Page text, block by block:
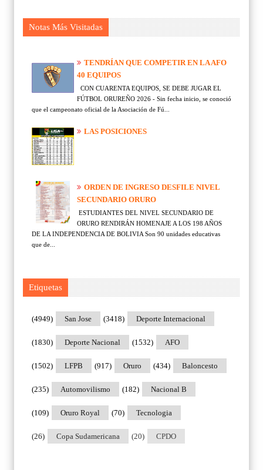
Notas Más Visitadas
TENDRÍAN QUE COMPETIR EN LA AFO
40 EQUIPOS
CON CUARENTA EQUIPOS, SE DEBE JUGAR EL
FÚTBOL ORUREÑO 2026 - Sin fecha inicio, se conoció
que el campeonato oficial de la Asociación de Fú...
LAS POSICIONES
ORDEN DE INGRESO DESFILE NIVEL
SECUNDARIO ORURO
ESTUDIANTES DEL NIVEL SECUNDARIO DE
ORURO RENDIRÁN HOMENAJE A LOS 198 AÑOS
DE LA INDEPENDENCIA DE BOLIVIA Son 90 unidades educativas
que de...
Etiquetas
San Jose
(4949) Deporte Internacional
(3418)
Deporte Nacional
(1830) AFO
(1532)
LFPB
(1502) Oruro
(917) Baloncesto
(434)
Automovilismo
(235) Nacional B
(182)
Oruro Royal
(109) Tecnologia
(70)
Copa Sudamericana
(26) CPDO
(20)